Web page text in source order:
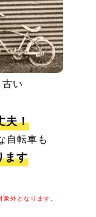
古い
夫！
自転車も
ます
外となります。